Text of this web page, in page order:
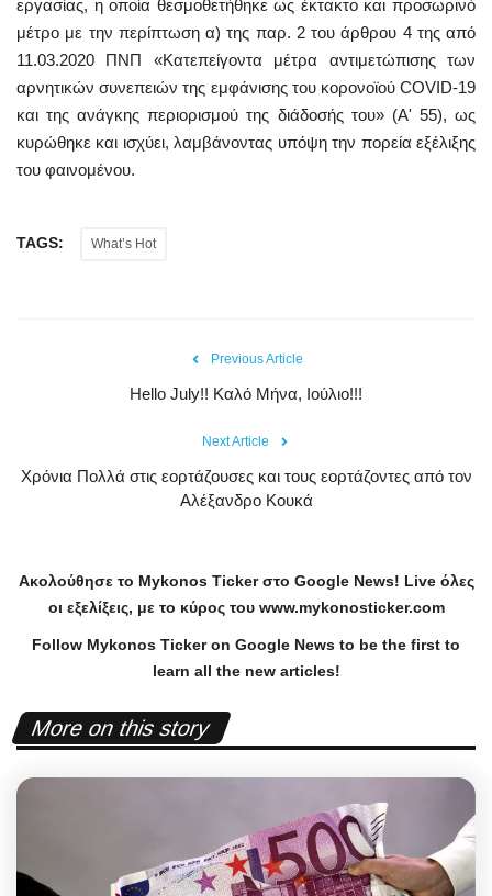
εργασίας, η οποία θεσμοθετήθηκε ως έκτακτο και προσωρινό
μέτρο με την περίπτωση α) της παρ. 2 του άρθρου 4 της από
11.03.2020 ΠΝΠ «Κατεπείγοντα μέτρα αντιμετώπισης των
αρνητικών συνεπειών της εμφάνισης του κορονοϊού COVID-19
και της ανάγκης περιορισμού της διάδοσής του» (Α' 55), ως
κυρώθηκε και ισχύει, λαμβάνοντας υπόψη την πορεία εξέλιξης
του φαινομένου.
TAGS: What’s Hot
Previous Article
Hello July!! Καλό Μήνα, Ιούλιο!!!
Next Article
Χρόνια Πολλά στις εορτάζουσες και τους εορτάζοντες από τον
Αλέξανδρο Κουκά
Ακολούθησε το Mykonos Tickerστο Google News! Liveόλες
οι εξελίξεις, με το κύρος του www.mykonosticker.com
Follow Mykonos Ticker on Google News to be the first to
learn all the new articles!
More on this story